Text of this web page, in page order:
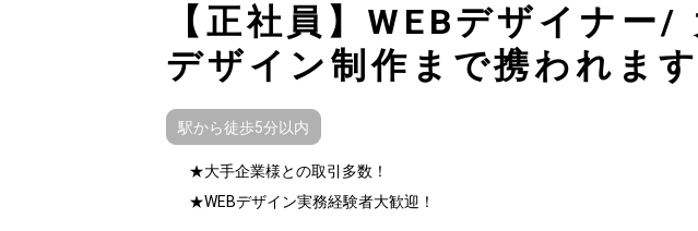
【正社員】WEBデザイナー
デザイン制作まで携われます
駅から徒歩5分以内
★大手企業様との取引多数！
★WEBデザイン実務経験者大歓迎！